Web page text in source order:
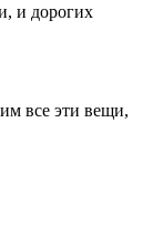
и дорогих
все эти вещи,